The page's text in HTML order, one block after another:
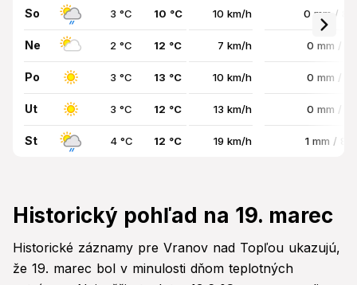
So 3 °C 10 °C 10 km/h 0 mm /
Ne 2 °C 12 °C 7 km/h 0 mm /
Po 3 °C 13 °C 10 km/h 0 mm /
Ut 3 °C 12 °C 13 km/h 0 mm /
St 4 °C 12 °C 19 km/h 1 mm /
Historický pohľad na 19. marec
Historické záznamy pre Vranov nad Topľou ukazujú,
že 19. marec bol v minulosti dňom teplotných